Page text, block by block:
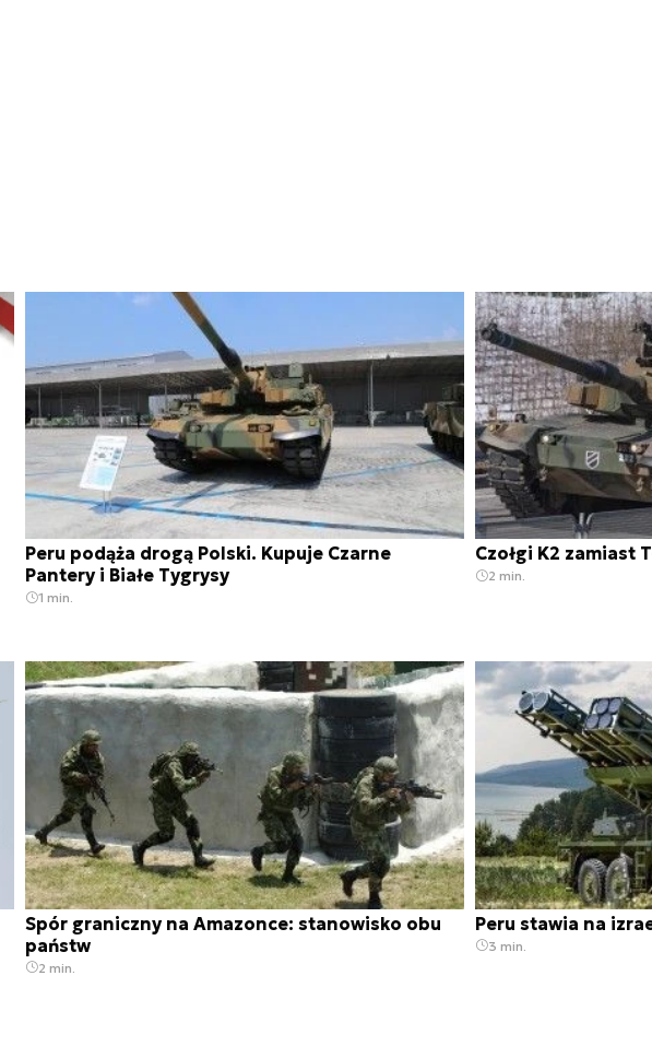
Peru podąża drogą Polski. Kupuje Czarne
Pantery i Białe Tygrysy
1 min.
Czołgi K2 zamiast
2 min.
Spór graniczny na Amazonce: stanowisko obu
państw
2 min.
Peru stawia na
3 min.